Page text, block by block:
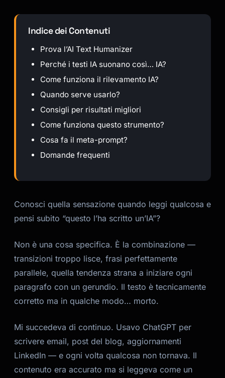
Indice dei Contenuti
Prova l’AI Text Humanizer
Perché i testi IA suonano così… IA?
Come funziona il rilevamento IA?
Quando serve usarlo?
Consigli per risultati migliori
Come funziona questo strumento?
Cosa fa il meta-prompt?
Domande frequenti
Conosci quella sensazione quando leggi qualcosa e
pensi subito “questo l’ha scritto un’IA”?
Non è una cosa specifica. È la combinazione —
transizioni troppo lisce, frasi perfettamente
parallele, quella tendenza strana a iniziare ogni
paragrafo con un gerundio. Il testo è tecnicamente
corretto ma in qualche modo… morto.
Mi succedeva di continuo. Usavo ChatGPT per
scrivere email, post del blog, aggiornamenti
LinkedIn — e ogni volta qualcosa non tornava. Il
contenuto era accurato ma si leggeva come un
Kai